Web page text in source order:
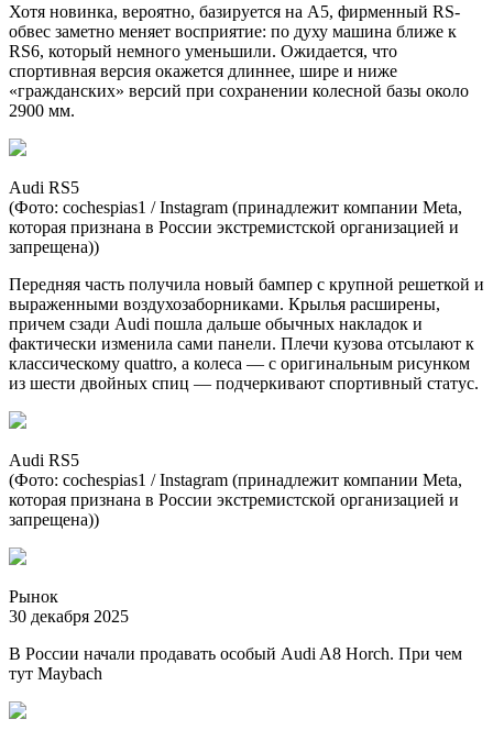
Хотя новинка, вероятно, базируется на A5, фирменный RS-
обвес заметно меняет восприятие: по духу машина ближе к
RS6, который немного уменьшили. Ожидается, что
спортивная версия окажется длиннее, шире и ниже
«гражданских» версий при сохранении колесной базы около
2900 мм.
Audi RS5
(Фото: cochespias1 / Instagram (принадлежит компании Metа,
которая признана в России экстремистской организацией и
запрещена))
Передняя часть получила новый бампер с крупной решеткой и
выраженными воздухозаборниками. Крылья расширены,
причем сзади Audi пошла дальше обычных накладок и
фактически изменила сами панели. Плечи кузова отсылают к
классическому quattro, а колеса — с оригинальным рисунком
из шести двойных спиц — подчеркивают спортивный статус.
Audi RS5
(Фото: cochespias1 / Instagram (принадлежит компании Metа,
которая признана в России экстремистской организацией и
запрещена))
Рынок
30 декабря 2025
В России начали продавать особый Audi A8 Horch. При чем
тут Maybach